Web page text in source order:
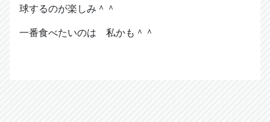
球するのが楽しみ＾＾
一番食べたいのは 私かも＾＾